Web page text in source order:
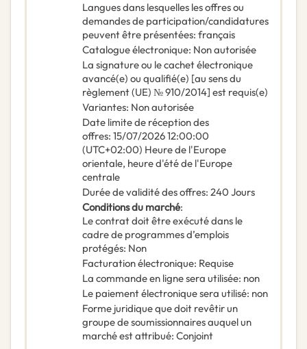
Langues dans lesquelles les offres ou
demandes de participation/candidatures
peuvent être présentées: français
Catalogue électronique: Non autorisée
La signature ou le cachet électronique
avancé(e) ou qualifié(e) [au sens du
règlement (UE) № 910/2014] est requis(e)
Variantes: Non autorisée
Date limite de réception des
offres: 15/07/202612:00:00
(UTC+02:00) Heure de l'Europe
orientale, heure d'été de l'Europe
centrale
Durée de validité des offres: 240 Jours
Conditions du marché:
Le contrat doit être exécuté dans le
cadre de programmes d’emplois
protégés: Non
Facturation électronique: Requise
La commande en ligne sera utilisée: non
Le paiement électronique sera utilisé: non
Forme juridique que doit revêtir un
groupe de soumissionnaires auquel un
marché est attribué: Conjoint